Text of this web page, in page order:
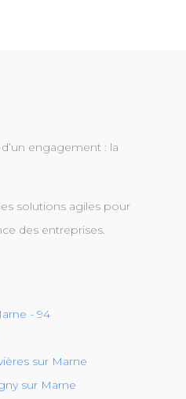
engagement : la
solutions agiles pour
des entreprises.
- 94
sur Marne
sur Marne